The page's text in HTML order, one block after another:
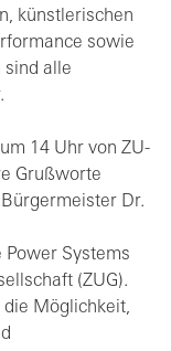
künstlerischen
sowie
sind alle
14 Uhr von ZU-
Grußworte
Dr.
Power Systems
(ZUG).
die Möglichkeit,